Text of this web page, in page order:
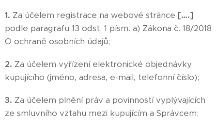
1. Za účelem registrace na webové stránce [….]
podle paragrafu 13 odst. 1 písm. a) Zákona č. 18/2018
O ochraně osobních údajů;
2. Za účelem vyřízení elektronické objednávky
kupujícího (jméno, adresa, e-mail, telefonní číslo);
3. Za účelem plnění práv a povinností vyplývajících
ze smluvního vztahu mezi kupujícím a Správcem;